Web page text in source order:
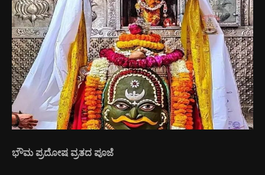
ಭೌಮ ಪ್ರದೋಷ ವ್ರತದ ಪೂಜೆ